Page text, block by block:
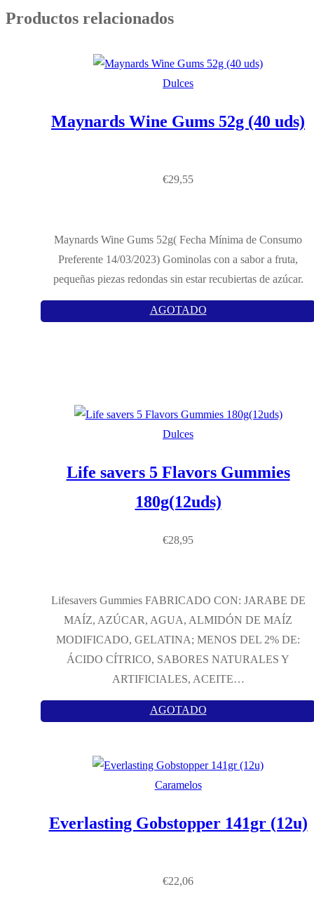
Productos relacionados
Dulces
Maynards Wine Gums 52g (40 uds)
€29,55
Maynards Wine Gums 52g( Fecha Mínima de Consumo
Preferente 14/03/2023) Gominolas con a sabor a fruta,
pequeñas piezas redondas sin estar recubiertas de azúcar.
AGOTADO
Dulces
Life savers 5 Flavors Gummies
180g(12uds)
€28,95
Lifesavers Gummies FABRICADO CON: JARABE DE
MAÍZ, AZÚCAR, AGUA, ALMIDÓN DE MAÍZ
MODIFICADO, GELATINA; MENOS DEL 2% DE:
ÁCIDO CÍTRICO, SABORES NATURALES Y
ARTIFICIALES, ACEITE…
AGOTADO
Caramelos
Everlasting Gobstopper 141gr (12u)
€22,06